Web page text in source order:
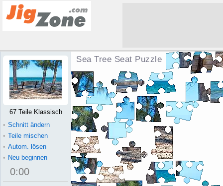
Sea Tree Seat Puzzle
67 Teile Klassisch
• Schnitt ändern
• Teile mischen
• Autom. lösen
• Neu beginnen
0:00